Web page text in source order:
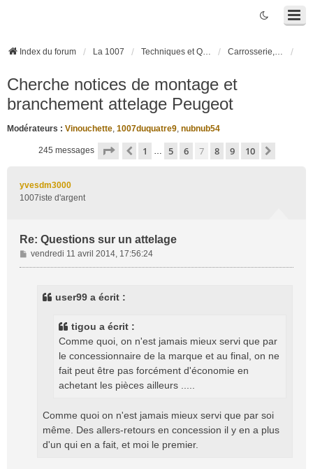
Index du forum La 1007 Techniques et Questions Carrosserie, électronique véhicule et habitacle
Cherche notices de montage et
branchement attelage Peugeot
Modérateurs : Vinouchette, 1007duquatre9, nubnub54
245 messages Page sur10
Précédente
1 … 5 6 7 8 9 10
yvesdm3000
1007iste d'argent
Re: Questions sur un attelage
M
e
vendredi 11 avril 2014, 17:56:24
user99 a écrit :
tigou a écrit :
Comme quoi, on n'est jamais mieux servi que par
le concessionnaire de la marque et au final, on ne
fait peut être pas forcément d'économie en
achetant les pièces ailleurs .....
Comme quoi on n'est jamais mieux servi que par soi
même. Des allers-retours en concession il y en a plus
d'un qui en a fait, et moi le premier.